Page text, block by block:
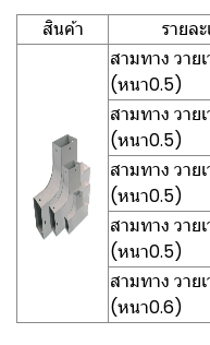
สินค้า
รายล
สามทาง วาย
(หนา0.5)
สามทาง วาย
(หนา0.5)
สามทาง วาย
(หนา0.5)
สามทาง วาย
(หนา0.5)
สามทาง วาย
(หนา0.6)